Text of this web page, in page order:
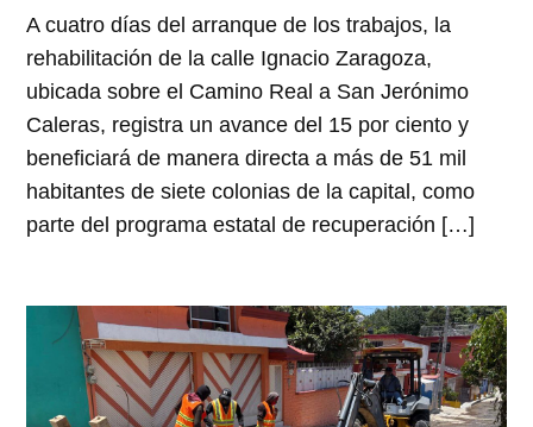
A cuatro días del arranque de los trabajos, la
rehabilitación de la calle Ignacio Zaragoza,
ubicada sobre el Camino Real a San Jerónimo
Caleras, registra un avance del 15 por ciento y
beneficiará de manera directa a más de 51 mil
habitantes de siete colonias de la capital, como
parte del programa estatal de recuperación […]